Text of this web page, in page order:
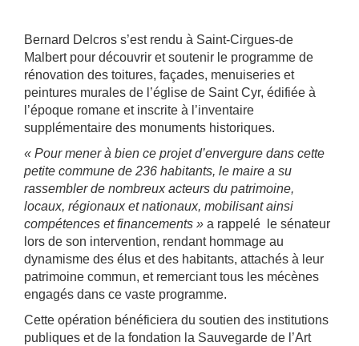
Bernard Delcros s’est rendu à Saint-Cirgues-de
Malbert pour découvrir et soutenir le programme de
rénovation des toitures, façades, menuiseries et
peintures murales de l’église de Saint Cyr, édifiée à
l’époque romane et inscrite à l’inventaire
supplémentaire des monuments historiques.
« Pour mener à bien ce projet d’envergure dans cette
petite commune de 236 habitants, le maire a su
rassembler de nombreux acteurs du patrimoine,
locaux, régionaux et nationaux, mobilisant ainsi
compétences et financements » a rappelé le sénateur
lors de son intervention, rendant hommage au
dynamisme des élus et des habitants, attachés à leur
patrimoine commun, et remerciant tous les mécènes
engagés dans ce vaste programme.
Cette opération bénéficiera du soutien des institutions
publiques et de la fondation la Sauvegarde de l’Art